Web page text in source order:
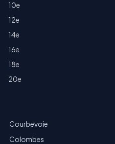
10e
12e
14e
16e
18e
20e
Courbevoie
Colombes